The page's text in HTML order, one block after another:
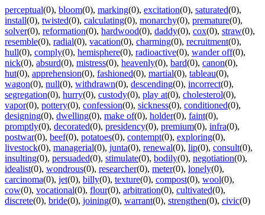
perceptual(0), bloom(0), marking(0), excitation(0), saturated(0),
install(0), twisted(0), calculating(0), monarchy(0), premature(0),
solver(0), reformation(0), hardwood(0), daddy(0), cox(0), straw(0),
resemble(0), radial(0), vacation(0), charming(0), recruitment(0),
hull(0), comply(0), hemisphere(0), radioactive(0), wander off(0),
nick(0), absurd(0), mistress(0), heavenly(0), bard(0), canon(0),
hut(0), apprehension(0), fashioned(0), martial(0), tableau(0),
wagon(0), null(0), withdrawn(0), descending(0), incorrect(0),
segregation(0), hurry(0), custody(0), play at(0), cholesterol(0),
vapor(0), pottery(0), confession(0), sickness(0), conditioned(0),
designing(0), dwelling(0), make of(0), holder(0), faint(0),
promptly(0), decorated(0), presidency(0), premium(0), infra(0),
postwar(0), beef(0), potatoes(0), contempt(0), exploring(0),
livestock(0), managerial(0), junta(0), renewal(0), lip(0), consult(0),
insulting(0), persuaded(0), stimulate(0), bodily(0), negotiation(0),
idealist(0), wondrous(0), researcher(0), meter(0), lonely(0),
carcinoma(0), jet(0), billy(0), texture(0), compost(0), wool(0),
cow(0), vocational(0), flour(0), arbitration(0), cultivated(0),
discrete(0), bride(0), joining(0), warrant(0), strengthen(0), civic(0)